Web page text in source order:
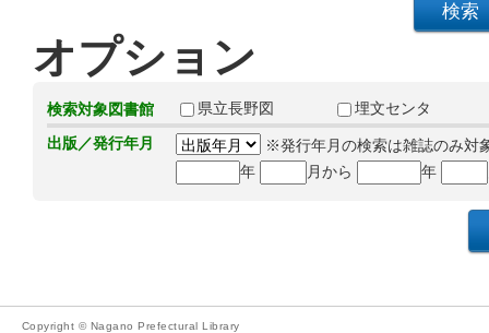
オプション
検索対象図書館 県立長野図
埋文センタ
出版／発行年月
※発行年月の検索は雑誌のみ対
年
月から 年
Copyright © Nagano Prefectural Library